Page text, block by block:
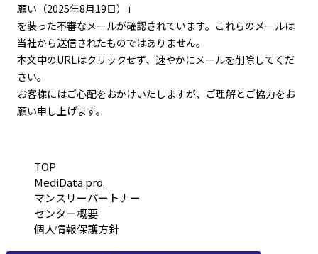
願い（2025年8月19日）」
を装った不審なメールが確認されています。これらのメールは
当社から送信されたものではありません。
本文中のURLはクリックせず、速やかにメールを削除してくだ
さい。
お客様にはご心配をおかけいたしますが、ご理解とご協力をお
願い申し上げます。
TOP
MediData pro.
マンスリーパートナー
センター概要
個人情報保護方針